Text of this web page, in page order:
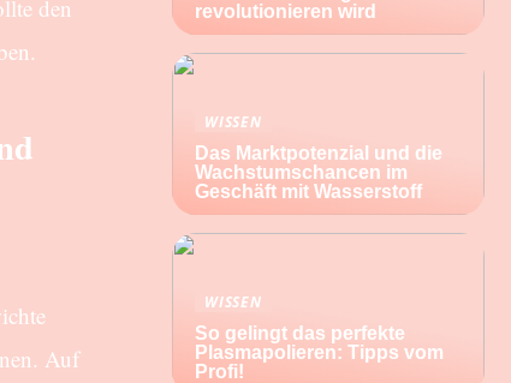
den
Auf
revolutionieren wird
WISSEN
Das Marktpotenzial und die
Wachstumschancen im
Geschäft mit Wasserstoff
WISSEN
So gelingt das perfekte
Plasmapolieren: Tipps vom
Profi!